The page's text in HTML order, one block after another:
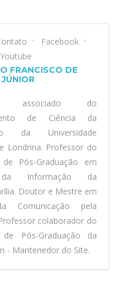
Facebook
Youtube
FRANCISCO DE
associado do
de Ciência da
da Universidade
Londrina. Professor do
de Pós-Graduação em
da Informação da
Doutor e Mestre em
Comunicação pela
colaborador do
de Pós-Graduação da
- Mantenedor do Site.